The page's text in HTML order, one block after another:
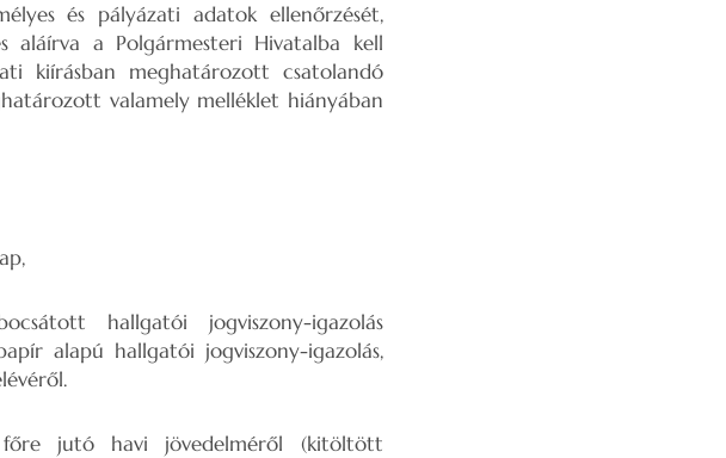
és pályázati adatok ellenőrzését,
a Polgármesteri Hivatalba kell
kiírásban meghatározott csatolandó
valamely melléklet hiányában
hallgatói jogviszony-igazolás
alapú hallgatói jogviszony-igazolás,
jutó havi jövedelméről (kitöltött